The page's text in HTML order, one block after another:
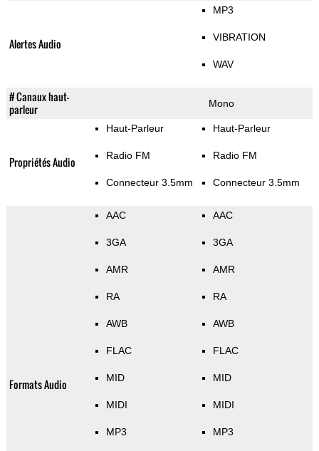
Alertes Audio
MP3
VIBRATION
WAV
# Canaux haut-
parleur
Mono
Propriétés Audio
Haut-Parleur
Radio FM
Connecteur 3.5mm
Haut-Parleur
Radio FM
Connecteur 3.5mm
Formats Audio
AAC
3GA
AMR
RA
AWB
FLAC
MID
MIDI
MP3
AAC
3GA
AMR
RA
AWB
FLAC
MID
MIDI
MP3